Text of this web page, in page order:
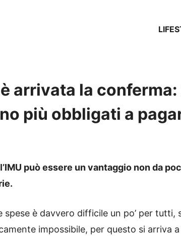
arrivata la
più obbligati a
può essere un vantaggio non da
è davvero difficile un po’ per tutti,
impossibile, per questo si arriva